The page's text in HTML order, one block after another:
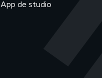
App de studio